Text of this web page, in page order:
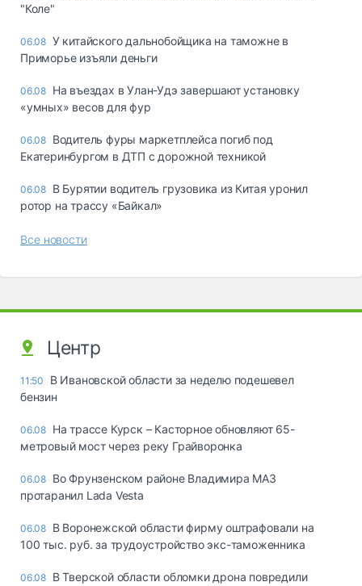
"Коле"
06.08 У китайского дальнобойщика на таможне в
Приморье изъяли деньги
06.08 Ha въeздax в Улaн-Удэ зaвepшaют ycтaнoвкy
«yмныx» вecoв для фyp
06.08 Водитель фуры маркетплейса погиб под
Екатеринбургом в ДТП с дорожной техникой
06.08 В Бурятии водитель грузовика из Китая уронил
ротор на трассу «Байкал»
Все новости
Центр
11:50
В Ивановской области за неделю подешевел
бензин
06.08 На трассе Курск – Касторное обновляют 65-
метровый мост через реку Грайворонка
06.08 Во Фрунзенском районе Владимира МАЗ
протаранил Lada Vesta
06.08 В Воронежской области фирму оштрафовали на
100 тыс. руб. за трудоустройство экс-таможенника
06.08 В Тверской области обломки дрона повредили